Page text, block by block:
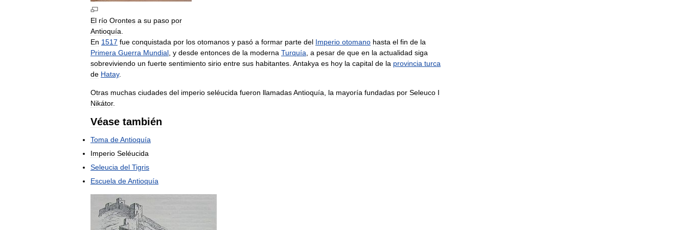
El río Orontes a su paso por
Antioquía
En 1517 fue conquistada por los otomanos y pasó a formar parte del Imperio otomano hasta el fin de la
Primera Guerra Mundial y desde entonces de la moderna Turquía a pesar de que en la actualidad siga
sobreviviendo un fuerte sentimiento sirio entre sus habitantes Antakya es hoy la capital de la provincia turca
de Hatay.
Otras muchas ciudades del imperio seléucida fueron llamadasAntioquía la mayoría fundadas por Seleuco I
Nikátor.
Véase también
Toma deAntioquía
Imperio Seléucida
Seleucia del Tigris
Escuela deAntioquía